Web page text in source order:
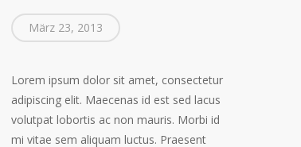
März 23, 2013
Lorem ipsum dolor sit amet, consectetur
adipiscing elit. Maecenas id est sed lacus
volutpat lobortis ac non mauris. Morbi id
mi vitae sem aliquam luctus. Praesent